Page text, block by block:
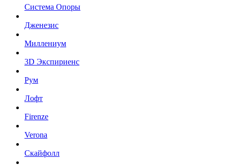
Система Опоры
Дженезис
Миллениум
3D Экспириенс
Рум
Лофт
Firenze
Verona
Скайфолл